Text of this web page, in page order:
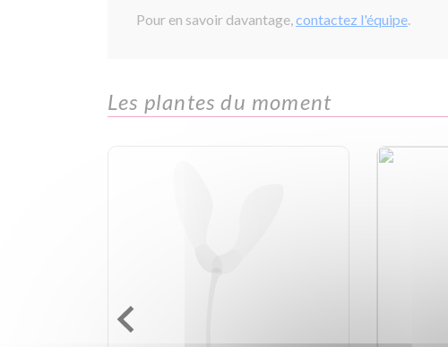
Pour en savoir davantage,contactez l'équipe.
Les plantes du moment